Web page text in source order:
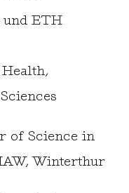
ETH
of Science in
Winterthur